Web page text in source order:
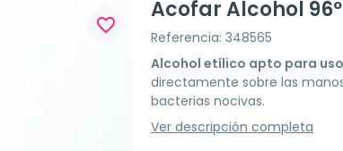
favorite_border
Acofar Alcohol
Referencia: 348565
Alcohol etílico apto para
directamente sobre las
bacterias nocivas.
Ver descripción completa